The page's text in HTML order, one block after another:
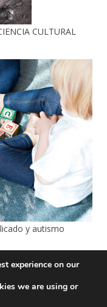
CULTURAL
y autismo
experience on our
we are using or